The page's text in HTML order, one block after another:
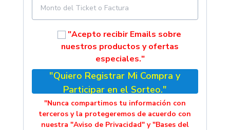
"Acepto recibir Emails sobre
nuestros productos y ofertas
especiales."
"Quiero Registrar Mi Compra y
Participar en el Sorteo."
"Nunca compartimos tu información con
terceros y la protegeremos de acuerdo con
nuestra "Aviso de Privacidad" y "Bases del